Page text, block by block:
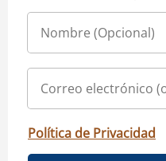
Política de Privacidad